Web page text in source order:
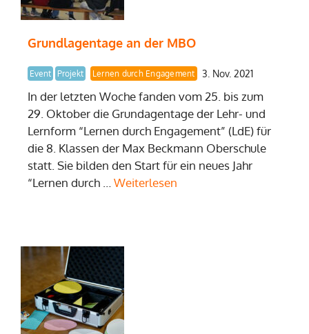
Grundlagentage an der MBO
Event Projekt Lernen durch Engagement 3. Nov. 2021
In der letzten Woche fanden vom 25. bis zum
29. Oktober die Grundagentage der Lehr- und
Lernform “Lernen durch Engagement” (LdE) für
die 8. Klassen der Max Beckmann Oberschule
statt. Sie bilden den Start für ein neues Jahr
“Lernen durch … Weiterlesen